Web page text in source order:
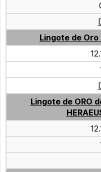
Lingote de
Lingote de ORO